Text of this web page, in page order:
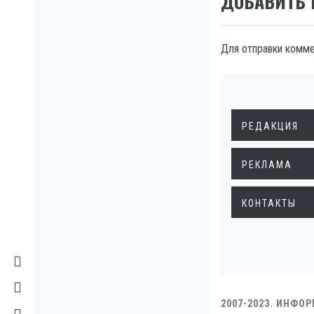
Для отправки
РЕДАКЦИЯ
РЕКЛАМА
КОНТАКТЫ
2007-2023.